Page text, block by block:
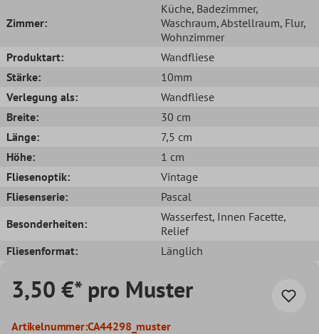
Zimmer:
Küche, Badezimmer,
Waschraum, Abstellraum, Flur,
Wohnzimmer
Produktart:
Wandfliese
Stärke:
10mm
Verlegung als:
Wandfliese
Breite:
30 cm
Länge:
7,5 cm
Höhe:
1 cm
Fliesenoptik:
Vintage
Fliesenserie:
Pascal
Besonderheiten:
Wasserfest, Innen Facette,
Relief
Fliesenformat:
Länglich
3,50 €* pro Muster
Artikelnummer:CA44298_muster